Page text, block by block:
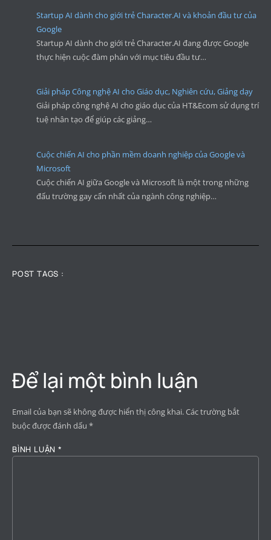
Startup AI dành cho giới trẻ Character.AI và khoản đầu tư của
Google
Startup AI dành cho giới trẻ Character.AI đang được Google
thực hiện cuộc đàm phán với mục tiêu đầu tư…
Giải pháp Công nghệ AI cho Giáo dục, Nghiên cứu, Giảng dạy
Giải pháp công nghệ AI cho giáo dục của HT&Ecom sử dụng trí
tuệ nhân tạo để giúp các giảng…
Cuộc chiến AI cho phần mềm doanh nghiệp của Google và
Microsoft
Cuộc chiến AI giữa Google và Microsoft là một trong những
đấu trường gay cấn nhất của ngành công nghiệp…
POST TAGS :
Để lại một bình luận
Email của bạn sẽ không được hiển thị công khai.Các trường bắt
buộc được đánh dấu *
BÌNH LUẬN *